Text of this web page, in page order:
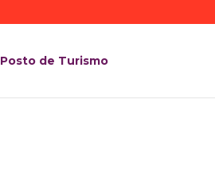
Posto de Turismo